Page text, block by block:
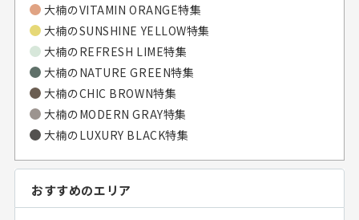
大楠のVITAMIN ORANGE特集
大楠のSUNSHINE YELLOW特集
大楠のREFRESH LIME特集
大楠のNATURE GREEN特集
大楠のCHIC BROWN特集
大楠のMODERN GRAY特集
大楠のLUXURY BLACK特集
おすすめのエリア